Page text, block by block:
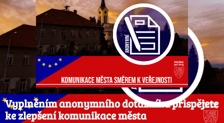
Vyplněním anonymního dotazníku přispějete
ke zlepšení komunikace města